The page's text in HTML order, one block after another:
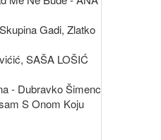
Gadi, Zlatko
SAŠA LOŠIĆ
- Dubravko Šimenc
S Onom Koju